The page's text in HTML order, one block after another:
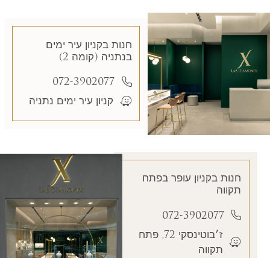
חנות בקניון עיר ימים
בנתניה (קומה 2)
072-3902077
קניון עיר ימים נתניה
חנות בקניון עופר בפתח
תקווה
072-3902077
ז׳בוטינסקי 72, פתח
תקווה